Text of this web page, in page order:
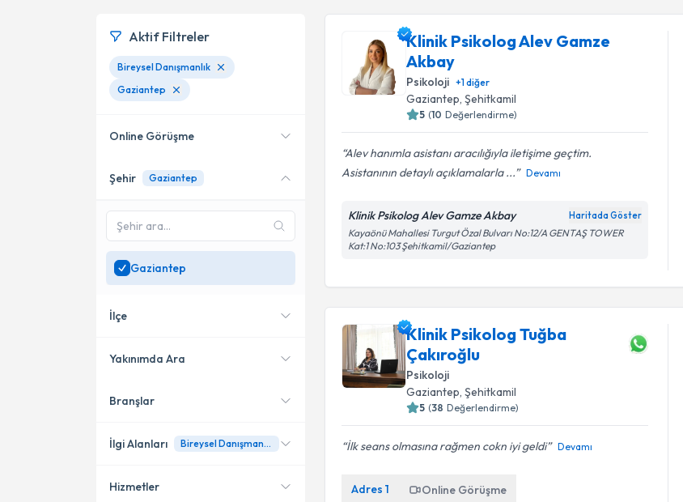
Klinik Psikolog Alev Gamze
Akbay
Psikoloji +1diğer
Gaziantep, Şehitkamil
5 (10 Değerlendirme)
Alev hanımla asistanı aracılığıyla iletişime geçtim.
Asistanının detaylı açıklamalarla ...
Devamı
Klinik Psikolog Alev Gamze Akbay Haritada Göster
Kayaönü Mahallesi Turgut Özal Bulvarı No:12/A GENTAŞ TOWER
Kat:1 No:103 Şehitkamil/Gaziantep
Klinik Psikolog Tuğba
Çakıroğlu
Psikoloji
Gaziantep , Şehitkamil
5 (38 Değerlendirme)
İlk seans olmasına rağmen cokn iyi geldi Devamı
Adres1 Online Görüşme
Aktif Filtreler
Bireysel Danışmanlık
Gaziantep
Online Görüşme
Online danışmanlık sunan
SadeceGaziantep
bölgesinde uzman ara
Şehir Gaziantep
Gaziantep
İlçe
Şehitkamil
Şahinbey
Yakınımda Ara
Konumuma yakın uzmanları
Branşlar
Psikoloji
İlgi Alanları Bireysel Danışmanlık
Hizmetler